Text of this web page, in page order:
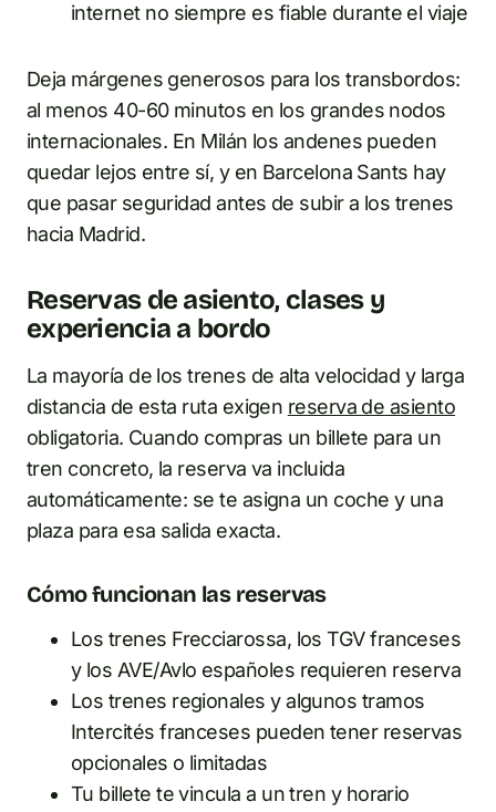
internet no siempre es fiable durante el viaje
Deja márgenes generosos para los transbordos:
al menos 40-60 minutos en los grandes nodos
internacionales. En Milán los andenes pueden
quedar lejos entre sí, y en Barcelona Sants hay
que pasar seguridad antes de subir a los trenes
hacia Madrid.
Reservas de asiento, clases y
experiencia a bordo
La mayoría de los trenes de alta velocidad y larga
distancia de esta ruta exigen reserva de asiento
obligatoria. Cuando compras un billete para un
tren concreto, la reserva va incluida
automáticamente: se te asigna un coche y una
plaza para esa salida exacta.
Cómo funcionan las reservas
Los trenes Frecciarossa, los TGV franceses
y los AVE/Avlo españoles requieren reserva
Los trenes regionales y algunos tramos
Intercités franceses pueden tener reservas
opcionales o limitadas
Tu billete te vincula a un tren y horario